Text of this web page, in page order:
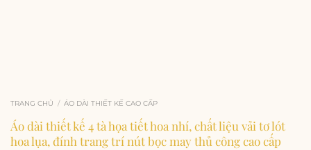
TRANG CHỦ / ÁO DÀI THIẾT KẾ CAO CẤP
Áo dài thiết kế 4 tà họa tiết hoa nhí, chất liệu vải tơ lót
hoa lụa, đính trang trí nút bọc may thủ công cao cấp